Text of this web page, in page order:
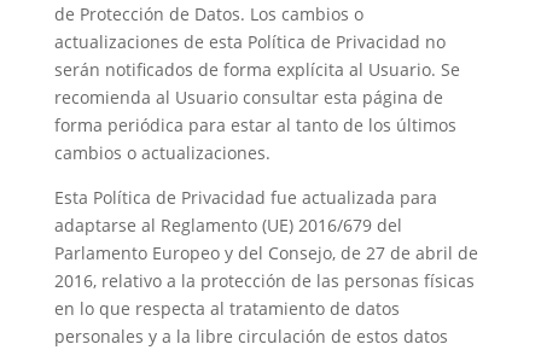
de Protección de Datos. Los cambios o
actualizaciones de esta Política de Privacidad no
serán notificados de forma explícita al Usuario. Se
recomienda al Usuario consultar esta página de
forma periódica para estar al tanto de los últimos
cambios o actualizaciones.
Esta Política de Privacidad fue actualizada para
adaptarse al Reglamento (UE) 2016/679 del
Parlamento Europeo y del Consejo, de 27 de abril de
2016, relativo a la protección de las personas físicas
en lo que respecta al tratamiento de datos
personales y a la libre circulación de estos datos